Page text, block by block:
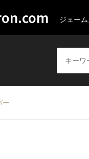
ジェー
ー